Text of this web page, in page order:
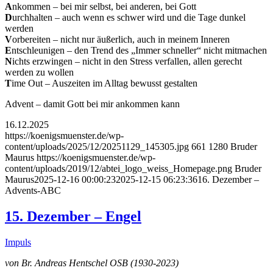
Ankommen – bei mir selbst, bei anderen, bei Gott
Durchhalten – auch wenn es schwer wird und die Tage dunkel
werden
Vorbereiten – nicht nur äußerlich, auch in meinem Inneren
Entschleunigen – den Trend des „Immer schneller“ nicht mitmachen
Nichts erzwingen – nicht in den Stress verfallen, allen gerecht
werden zu wollen
Time Out – Auszeiten im Alltag bewusst gestalten
Advent – damit Gott bei mir ankommen kann
16.12.2025
https://koenigsmuenster.de/wp-
content/uploads/2025/12/20251129_145305.jpg 661 1280 Bruder
Maurus https://koenigsmuenster.de/wp-
content/uploads/2019/12/abtei_logo_weiss_Homepage.png Bruder
Maurus2025-12-16 00:00:232025-12-15 06:23:3616. Dezember –
Advents-ABC
15. Dezember – Engel
Impuls
von Br. Andreas Hentschel OSB (1930-2023)